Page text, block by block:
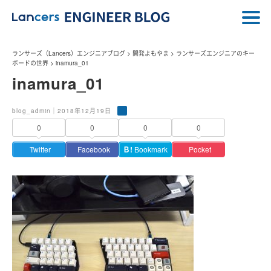
ランサーズ（Lancers）エンジニアブログ > 開発よもやま > ランサーズエンジニアのキー
ボードの世界 > inamura_01
inamura_01
blog_admin｜2018年12月19日
0
Twitter
0
Facebook
0
Ｂ! Bookmark
0
Pocket